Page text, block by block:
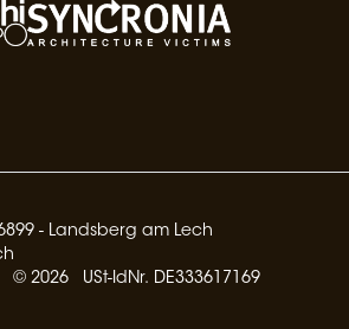
- Landsberg am Lech
© 2026 USt-IdNr. DE333617169